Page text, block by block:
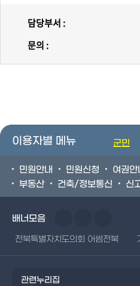
담당부서 :
문의 :
이용자별 메뉴 군민
민원안내 민원신청 여권안
부동산
건축/정보통신 신
배너모음
전북특별자치도의회 어썸전북
관련누리집